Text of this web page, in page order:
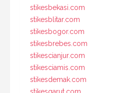
stikesbekasi.com
stikesblitar.com
stikesbogor.com
stikesbrebes.com
stikescianjur.com
stikesciamis.com
stikesdemak.com
stikesgarut.com